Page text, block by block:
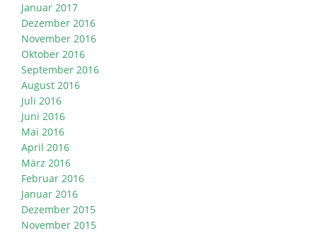
Januar 2017
Dezember 2016
November 2016
Oktober 2016
September 2016
August 2016
Juli 2016
Juni 2016
Mai 2016
April 2016
März 2016
Februar 2016
Januar 2016
Dezember 2015
November 2015